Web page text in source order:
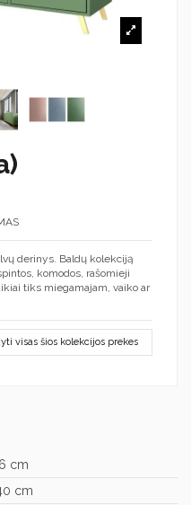
derinys. Baldų kolekciją
komodos, rašomieji
tiks miegamajam, vaiko ar
visas šios kolekcijos prekes
cm
cm